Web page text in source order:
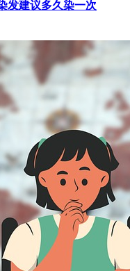
发建议多久染一次